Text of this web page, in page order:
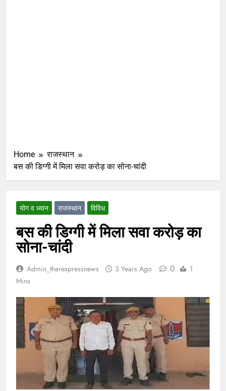
Home
राजस्थान
बस की डिग्गी में मिला सवा करोड़ का सोना-चांदी
योग व ध्यान राजस्थान विविध
बस की डिग्गी में मिला सवा करोड़ का
सोना-चांदी
Admin_tharexpressnews 3 Years Ago 0
1
Mins